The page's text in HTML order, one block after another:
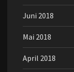
Juni 2018
Mai 2018
April 2018